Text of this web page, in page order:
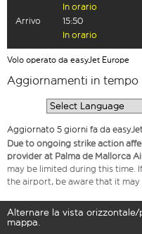
In orario
Arrivo
15:50
In orario
Volo operato da easyJet Europe
Aggiornamenti in tempo
Aggiornato 5 giorni fa da
Due to ongoing strike action
provider at Palma de Mallorca
may be limited during this time.
the airport, be aware that it may
Alternare la vista orizzontale/
mappa.